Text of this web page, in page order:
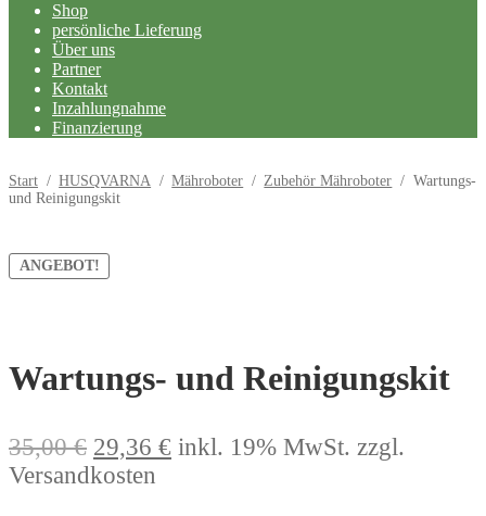
Shop
persönliche Lieferung
Über uns
Partner
Kontakt
Inzahlungnahme
Finanzierung
Start / HUSQVARNA / Mähroboter / Zubehör Mähroboter / Wartungs-
und Reinigungskit
ANGEBOT!
Wartungs- und Reinigungskit
35,00€ Ursprünglicher
Preis
29,36 € Aktueller
inkl. 19% MwSt. zzgl.
Versandkosten